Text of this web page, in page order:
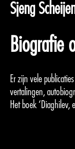
Sjeng
Biografie
Er zijn vele
vertalingen,
Het boek ‘Diaghilev,